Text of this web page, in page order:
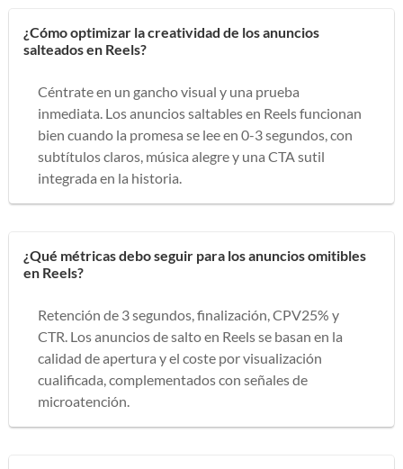
¿Cómo optimizar la creatividad de los anuncios
salteados en Reels?
Céntrate en un gancho visual y una prueba
inmediata. Los anuncios saltables en Reels funcionan
bien cuando la promesa se lee en 0-3 segundos, con
subtítulos claros, música alegre y una CTA sutil
integrada en la historia.
¿Qué métricas debo seguir para los anuncios omitibles
en Reels?
Retención de 3 segundos, finalización, CPV25% y
CTR. Los anuncios de salto en Reels se basan en la
calidad de apertura y el coste por visualización
cualificada, complementados con señales de
microatención.